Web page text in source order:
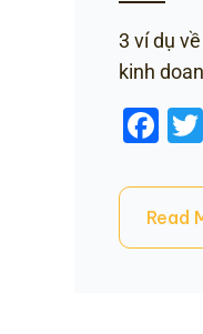
3 ví dụ
kinh
Read